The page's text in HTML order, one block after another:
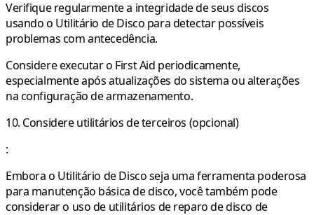
Verifique regularmente a integridade de seus discos
usando o Utilitário de Disco para detectar possíveis
problemas com antecedência.
Considere executar o First Aid periodicamente,
especialmente após atualizações do sistema ou alterações
na configuração de armazenamento.
10. Considere utilitários de terceiros (opcional)
:
Embora o Utilitário de Disco seja uma ferramenta poderosa
para manutenção básica de disco, você também pode
considerar o uso de utilitários de reparo de disco de